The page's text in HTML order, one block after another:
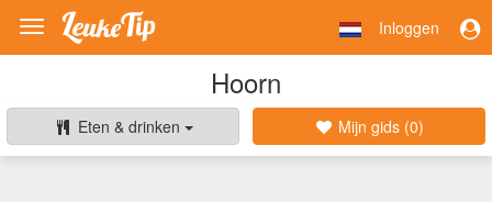
Toggle
navigation
Inloggen
Hoorn
Eten & drinken Mijn gids (0)